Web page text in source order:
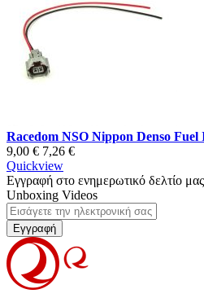
Racedom NSO Nippon Denso
9,00 € 7,26 €
Quickview
Εγγραφή στο ενημερωτικό δελτίο μας
Unboxing Videos
Εγγραφή